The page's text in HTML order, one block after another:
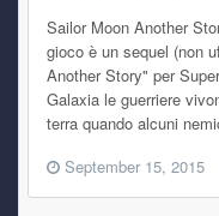
Sailor Moon Another
gioco è un sequel (non
Another Story" per
Galaxia le guerriere
terra quando alcuni
September 15, 2015